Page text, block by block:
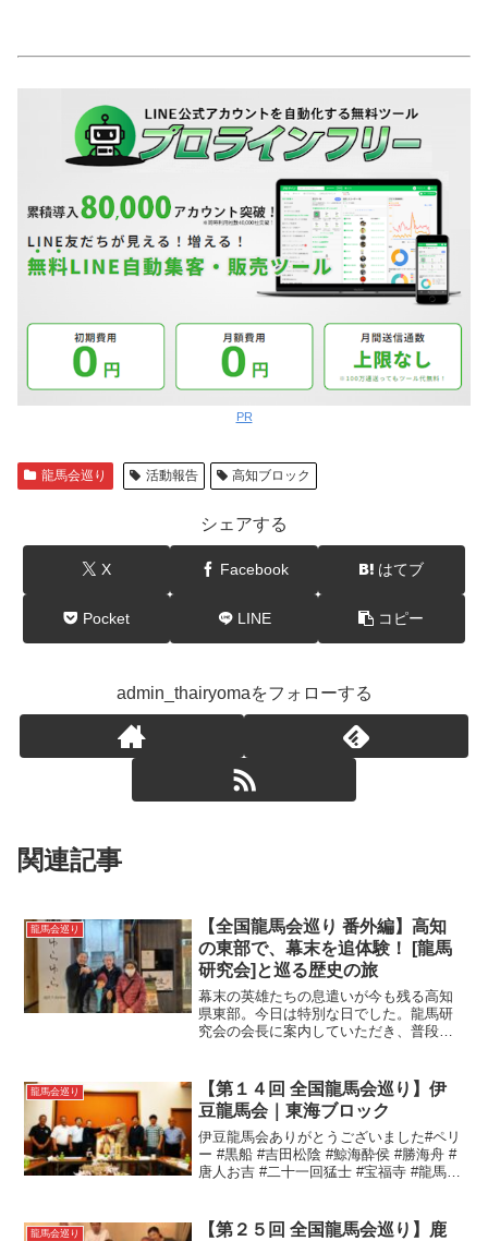
PR
龍馬会巡り 活動報告 高知ブロック
シェアする
X Facebook はてブ
Pocket LINE コピー
admin_thairyomaをフォローする
関連記事
龍馬会巡り
【全国龍馬会巡り 番外編】高知
の東部で、幕末を追体験！ [龍馬
研究会]と巡る歴史の旅
幕末の英雄たちの息遣いが今も残る高知
県東部。今日は特別な日でした。龍馬研
究会の会長に案内していただき、普段の
経済の礎を築いた男、岩崎弥太郎の足跡
をたどる まず訪れたの...
龍馬会巡り
【第１４回 全国龍馬会巡り】伊
豆龍馬会｜東海ブロック
伊豆龍馬会ありがとうございました#ペリ
ー #黒船 #吉田松陰 #鯨海酔侯 #勝海舟 #
唐人お吉 #二十一回猛士 #宝福寺 #龍馬飛
龍馬会巡り
【第２５回 全国龍馬会巡り】鹿